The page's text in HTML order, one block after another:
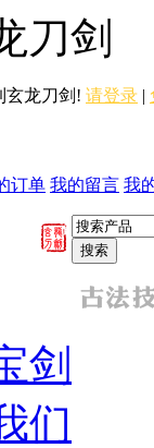
刀剑
玄龙刀剑! 请登录 |
订单 我的留言 我
剑
们